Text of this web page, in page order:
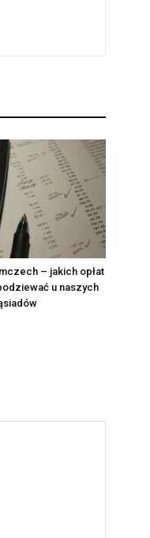
– jakich opłat
u naszych